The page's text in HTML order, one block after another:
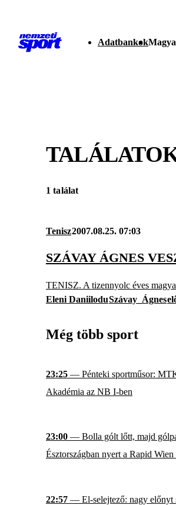
Adatbankok
1 találat
Tenisz2007.08.25. 07:03
SZÁVAY ÁGNES
TENISZ. A tizennyolc éves
Eleni DaniiloduSzávay_Ágnes
Még több sport
23:25 — Pénteki sportműsor:
Akadémia az NB I-ben
23:00 — Bolla gólt lőtt, majd
Észtországban nyert a Rapid
22:57 — El-selejtező: nagy előnyt